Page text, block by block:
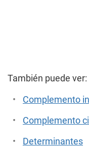
También puede ver:
Complemento
Complemento
Determinantes